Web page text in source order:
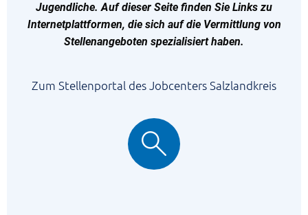
Jugendliche. Auf dieser Seite finden Sie Links zu
Internetplattformen, die sich auf die Vermittlung von
Stellenangeboten spezialisiert haben.
Zum Stellenportal des Jobcenters Salzlandkreis